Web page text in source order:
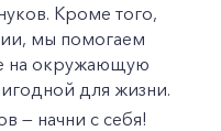
Кроме того,
мы помогаем
на окружающую
для жизни.
— начни с себя!